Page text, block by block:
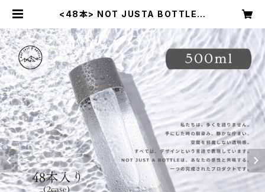
<48本> NOT JUSTA BOTTLE 5
沖縄除く | NOT JUSTA BOTTLE
OFFICIAL STORE